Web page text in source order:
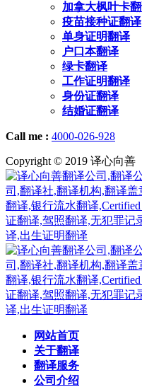
加拿大枫叶卡
疫苗接种证翻译
单身证明翻译
户口本翻译
绿卡翻译
工作证明翻译
身份证翻译
结婚证翻译
Call me : 4000-026-928
Copyright © 2019 译心向善
网站首页
关于翻译
翻译服务
公司介绍